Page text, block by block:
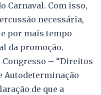
Carnaval. Com isso,
necessária,
por mais tempo
da promoção.
Congresso – “Direitos
Autodeterminação
de que a